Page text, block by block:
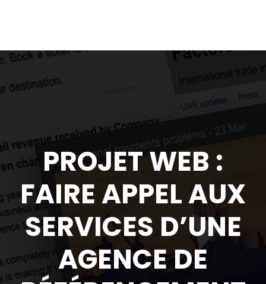
PROJET WEB :
FAIRE APPEL AUX
SERVICES D’UNE
AGENCE DE